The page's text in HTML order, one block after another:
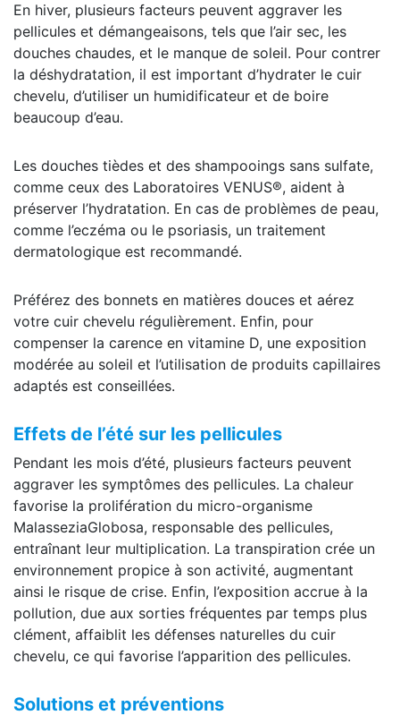
En hiver, plusieurs facteurs peuvent aggraver les
pellicules et démangeaisons, tels que l’air sec, les
douches chaudes, et le manque de soleil. Pour contrer
la déshydratation, il est important d’hydrater le cuir
chevelu, d’utiliser un humidificateur et de boire
beaucoup d’eau.
Les douches tièdes et des shampooings sans sulfate,
comme ceux des Laboratoires VENUS®, aident à
préserver l’hydratation. En cas de problèmes de peau,
comme l’eczéma ou le psoriasis, un traitement
dermatologique est recommandé.
Préférez des bonnets en matières douces et aérez
votre cuir chevelu régulièrement. Enfin, pour
compenser la carence en vitamine D, une exposition
modérée au soleil et l’utilisation de produits capillaires
adaptés est conseillées.
Effets de l’été sur les pellicules
Pendant les mois d’été, plusieurs facteurs peuvent
aggraver les symptômes des pellicules. La chaleur
favorise la prolifération du micro-organisme
MalasseziaGlobosa, responsable des pellicules,
entraînant leur multiplication. La transpiration crée un
environnement propice à son activité, augmentant
ainsi le risque de crise. Enfin, l’exposition accrue à la
pollution, due aux sorties fréquentes par temps plus
clément, affaiblit les défenses naturelles du cuir
chevelu, ce qui favorise l’apparition des pellicules.
Solutions et préventions